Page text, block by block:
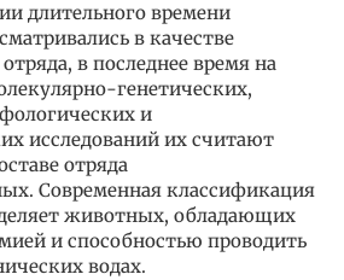
длительного времени
в качестве
в последнее время на
генетических,
и
исследований их считают
отряда
Современная классификация
животных, обладающих
и способностью проводить
водах.